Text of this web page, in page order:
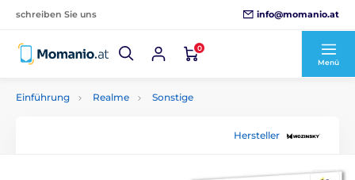
schreiben Sie uns info@momanio.at
0
Menü
Einführung Realme Sonstige
Hersteller